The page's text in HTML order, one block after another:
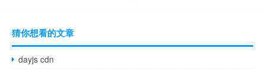
猜你想看的文章
dayjs cdn